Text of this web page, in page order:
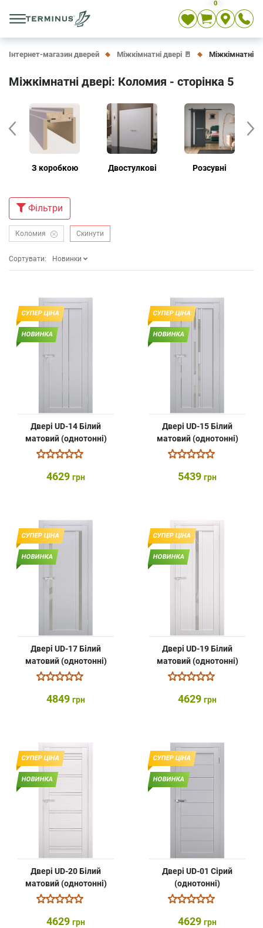
0
Інтернет-магазин дверей Міжкімнатні двері 🚪 Міжкімнатні
Міжкімнатні двері: Коломия - сторінка 5
З коробкою Двостулкові Розсувні
Фiльтри
Коломия Скинути
Сортувати: Новинки
СУПЕР ЦІНА
НОВИНКА
Двері UD-14 Білий
матовий (однотонні)
4629 грн
СУПЕР ЦІНА
НОВИНКА
Двері UD-15 Білий
матовий (однотонні)
5439 грн
СУПЕР ЦІНА
НОВИНКА
Двері UD-17 Білий
матовий (однотонні)
4849 грн
СУПЕР ЦІНА
НОВИНКА
Двері UD-19 Білий
матовий (однотонні)
4629 грн
СУПЕР ЦІНА
НОВИНКА
Двері UD-20 Білий
матовий (однотонні)
4629 грн
СУПЕР ЦІНА
НОВИНКА
Двері UD-01 Сірий
(однотонні)
4629 грн